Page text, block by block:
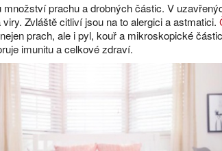
prachu a drobných částic. V
Zvláště citliví jsou na to alergici a astmatici.
prach, ale i pyl, kouř a mikroskopické
imunitu a celkové zdraví.